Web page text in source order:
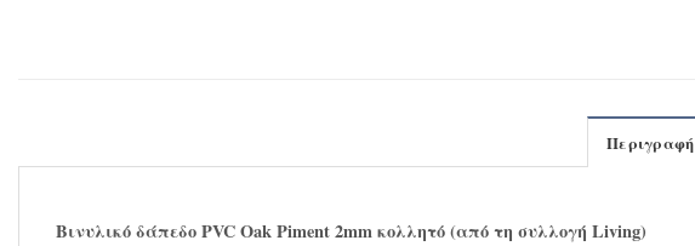
Περιγραφή
Βινυλικό δάπεδο PVC Oak Piment 2mm κολλητό (από τη συλλογή Living)